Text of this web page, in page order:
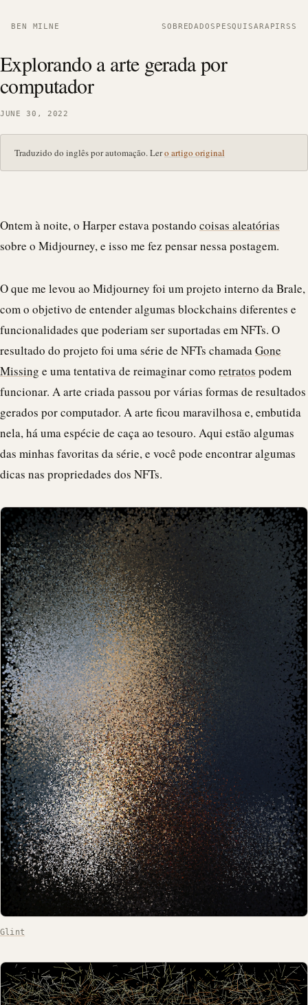
BEN MILNE SOBREDADOS PESQUISARAPIRSS
Explorando a arte gerada por
computador
JUNE 30, 2022
Traduzido do inglês por automação. Lero artigo original
Ontem à noite, o Harper estava postando coisas aleatórias
sobre o Midjourney, e isso me fez pensar nessa postagem.
O que me levou ao Midjourney foi um projeto interno daBrale,
com o objetivo de entender algumas blockchains diferentes e
funcionalidades que poderiam ser suportadas em NFTs. O
resultado do projeto foi uma série de NFTs chamadaGone
Missing e uma tentativa de reimaginar como retratos podem
funcionar. A arte criada passou por várias formas de resultados
gerados por computador. A arte ficou maravilhosa e, embutida
nela, há uma espécie de caça ao tesouro. Aqui estão algumas
das minhas favoritas da série, e você pode encontrar algumas
dicas nas propriedades dos NFTs.
Glint